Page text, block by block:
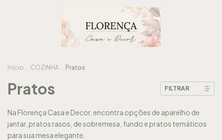
Início . COZINHA . Pratos
Pratos FILTRAR
Na Florença Casa e Decor, encontra opções de aparelho de
jantar, pratos rasos, de sobremesa, fundo e pratos temáticos
para sua mesa elegante.